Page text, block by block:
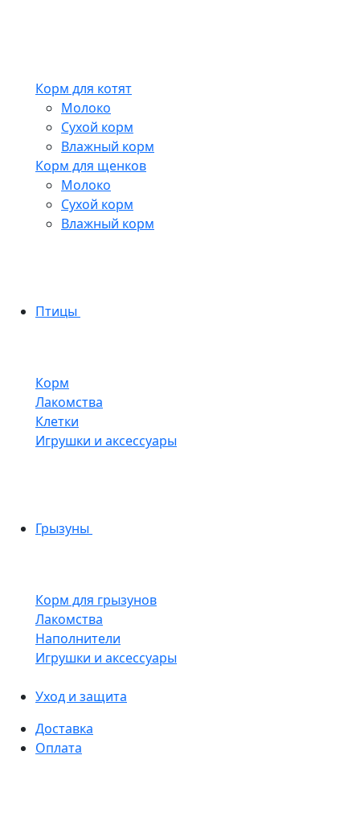
Корм для котят
Молоко
Сухой корм
Влажный корм
Корм для щенков
Молоко
Сухой корм
Влажный корм
Птицы
Корм
Лакомства
Клетки
Игрушки и аксессуары
Грызуны
Корм для грызунов
Лакомства
Наполнители
Игрушки и аксессуары
Уход и защита
Доставка
Оплата